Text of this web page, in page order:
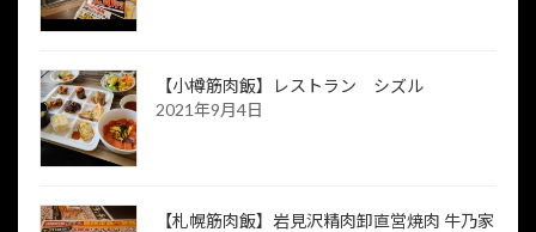
【小樽筋肉飯】レストラン シズル
2021年9月4日
【札幌筋肉飯】岩見沢精肉卸直営焼肉 牛乃家